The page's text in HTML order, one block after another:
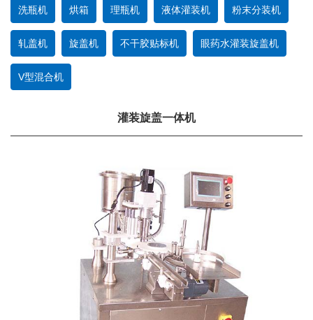
洗瓶机 烘箱 理瓶机 液体灌装机 粉末分装机
轧盖机 旋盖机 不干胶贴标机 眼药水灌装旋盖机
V型混合机
灌装旋盖一体机